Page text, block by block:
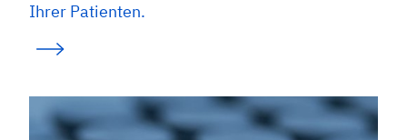
Ihrer Patienten.